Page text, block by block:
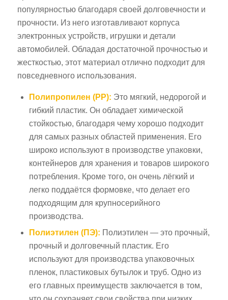
популярностью благодаря своей долговечности и
прочности. Из него изготавливают корпуса
электронных устройств, игрушки и детали
автомобилей. Обладая достаточной прочностью и
жесткостью, этот материал отлично подходит для
повседневного использования.
Полипропилен (PP): Это мягкий, недорогой и
гибкий пластик. Он обладает химической
стойкостью, благодаря чему хорошо подходит
для самых разных областей применения. Его
широко используют в производстве упаковки,
контейнеров для хранения и товаров широкого
потребления. Кроме того, он очень лёгкий и
легко поддаётся формовке, что делает его
подходящим для крупносерийного
производства.
Полиэтилен (ПЭ): Полиэтилен — это прочный,
прочный и долговечный пластик. Его
используют для производства упаковочных
пленок, пластиковых бутылок и труб. Одно из
его главных преимуществ заключается в том,